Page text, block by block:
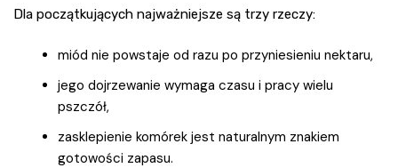
Dla początkujących najważniejsze są trzy rzeczy:
miód nie powstaje od razu po przyniesieniu nektaru,
jego dojrzewanie wymaga czasu i pracy wielu
pszczół,
zasklepienie komórek jest naturalnym znakiem
gotowości zapasu.